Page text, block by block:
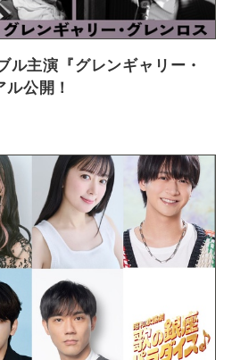
ル主演『グレンギャリー・
公開！